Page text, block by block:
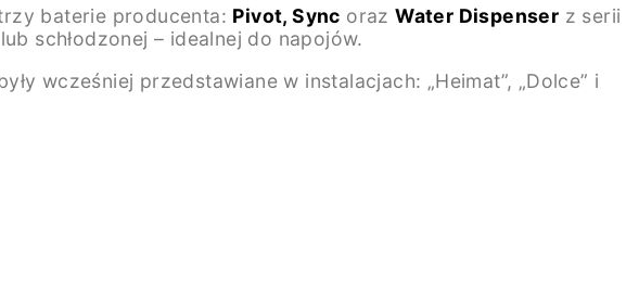
baterie producenta: Pivot, Sync orazWater Dispenser z serii
schłodzonej – idealnej do napojów.
wcześniej przedstawiane w instalacjach: „Heimat”, „Dolce” i